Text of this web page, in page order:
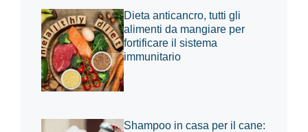
Dieta anticancro, tutti gli
alimenti da mangiare per
fortificare il sistema
immunitario
Shampoo in casa per il cane: